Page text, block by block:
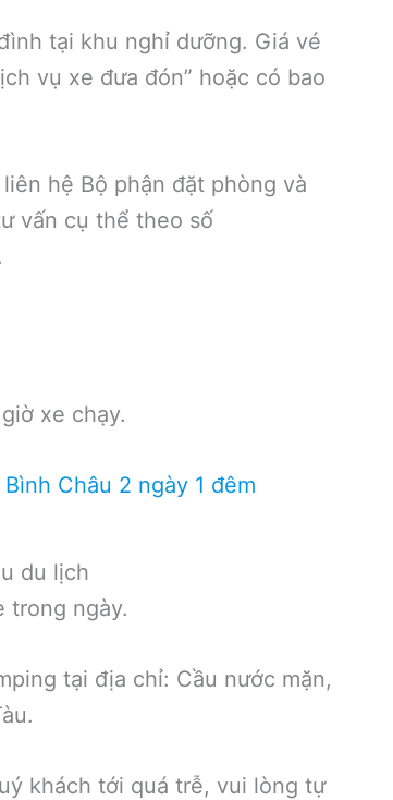
tại khu nghỉ dưỡng. Giá vé
vụ xe đưa đón” hoặc có bao
hệ Bộ phận đặt phòng và
vấn cụ thể theo số
xe chạy.
Châu 2 ngày 1 đêm
du lịch
trong ngày.
tại địa chỉ: Cầu nước mặn,
khách tới quá trễ, vui lòng tự